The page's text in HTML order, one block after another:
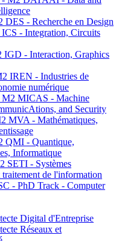
- Recherche en Design
- Integration, Circuits
- Interaction, Graphics
IREN - Industries de
numérique
MICAS - Machine
and Security
MVA - Mathématiques,
QMI - Quantique,
Informatique
SETI - Systèmes
traitement de l'information
- PhD Track - Computer
Digital d'Entreprise
Réseaux et